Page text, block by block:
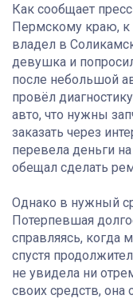
Как сообщает
Пермскому краю, к
владел в
девушка и
после небольшой
провёл
авто, что нужны
заказать через
перевела деньги
обещал сделать
Однако в нужный
Потерпевшая
справляясь, когда
спустя
не увидела ни
своих средств, она